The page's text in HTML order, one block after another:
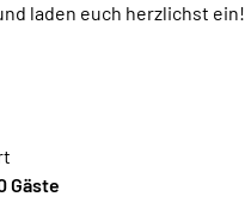
laden euch herzlichst ein!
Gäste